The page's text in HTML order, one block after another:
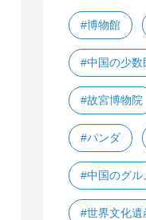
#博物館
#中国の少数
#故宮博物院
#パンダ
#中国のグル
#世界文化遺